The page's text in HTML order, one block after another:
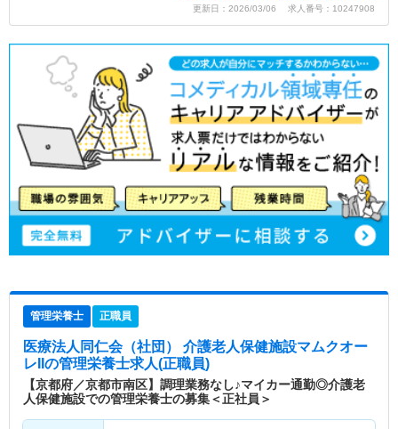
更新日：2026/03/06 求人番号：10247908
管理栄養士 正職員
医療法人同仁会（社団） 介護老人保健施設マムクオー
レII の管理栄養士求人(正職員)
【京都府／京都市南区】調理業務なし♪マイカー通勤◎介護老
人保健施設での管理栄養士の募集＜正社員＞